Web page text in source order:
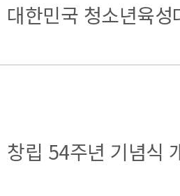
대한민국 청소년육성
창립 54주년 기념식